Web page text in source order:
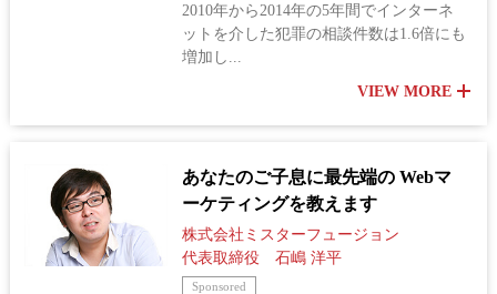
2010年から2014年の5年間でインターネ
ットを介した犯罪の相談件数は1.6倍にも
増加し...
VIEW MORE
あなたのご子息に最先端の Webマ
ーケティングを教えます
株式会社ミスターフュージョン
代表取締役 石嶋 洋平
Sponsored